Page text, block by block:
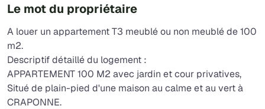
Le mot du propriétaire
A louer un appartement T3 meublé ou non meublé de 100
m2.
Descriptif détaillé du logement :
APPARTEMENT 100 M2 avec jardin et cour privatives,
Situé de plain-pied d'une maison au calme et au vert à
CRAPONNE.